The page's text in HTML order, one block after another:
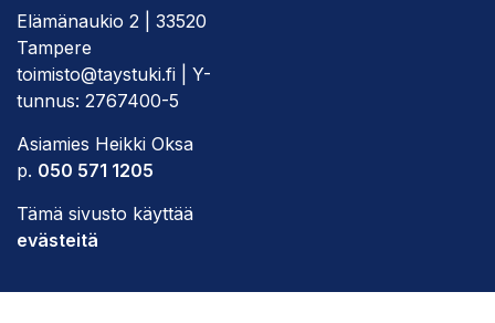
Elämänaukio 2 | 33520
Tampere
toimisto@taystuki.fi | Y-
tunnus: 2767400-5
Asiamies Heikki Oksa
p. 050 571 1205
Tämä sivusto käyttää
evästeitä